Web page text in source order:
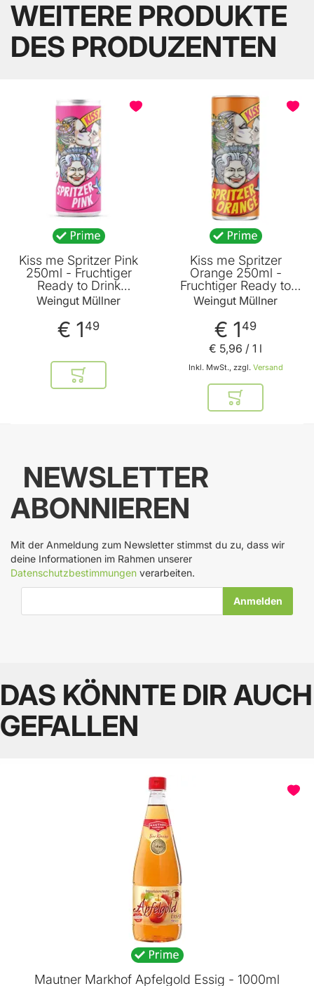
WEITERE PRODUKTE
DES PRODUZENTEN
Kiss me Spritzer Pink
250ml - Fruchtiger
Ready to Drink
Dosenspritzer von
Weingut Müllner
Weingut Müllner
€ 1 49
In den Warenkorb
Kiss me Spritzer
Orange 250ml -
Fruchtiger Ready to
Drink Dosenspritzer
von Weingut Müllner
Weingut Müllner
€ 1 49
Inkl. MwSt., zzgl. Versand
€ 5,96 / 1 l
In den
NEWSLETTER
ABONNIEREN
Mit der Anmeldung zum Newsletter stimmst du zu, dass wir
deine Informationen im Rahmen unserer
Datenschutzbestimmungen verarbeiten.
DAS KÖNNTE DIR AUCH
GEFALLEN
Mautner Markhof Apfelgold Essig - 1000ml